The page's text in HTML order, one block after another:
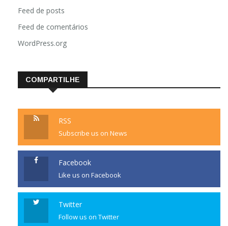
Feed de posts
Feed de comentários
WordPress.org
COMPARTILHE
RSS
Subscribe us on News
Facebook
Like us on Facebook
Twitter
Follow us on Twitter